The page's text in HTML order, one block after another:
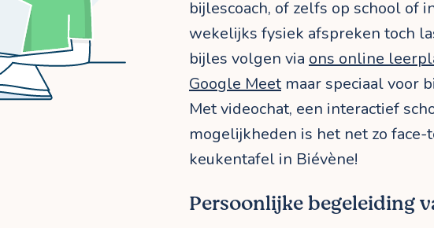
bijlescoach, of zelfs op school of
wekelijks fysiek afspreken toch
bijles volgen via ons online
Google Meet maar speciaal voor
Met videochat, een interactief
mogelijkheden is het net zo face-
keukentafel in Biévène!
Persoonlijke begeleiding